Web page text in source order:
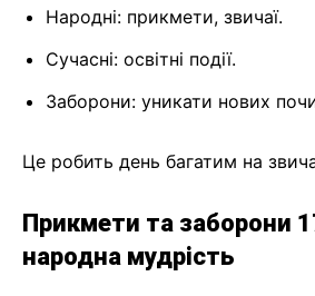
Народні: прикмети, звичаї.
Сучасні: освітні події.
Заборони: уникати нових
Це робить день багатим на
Прикмети та заборони
народна мудрість